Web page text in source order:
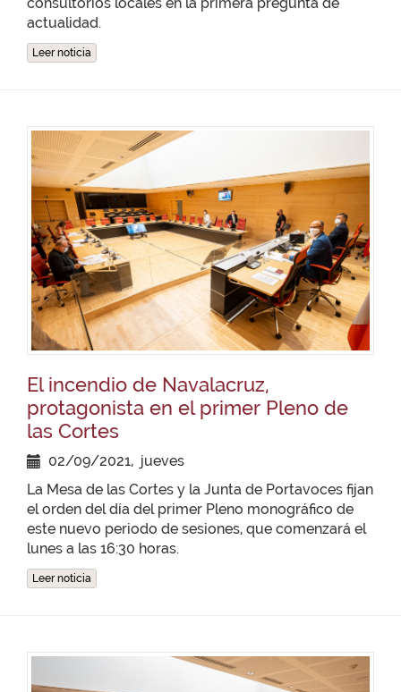
actualidad.
Leer noticia
El incendio de Navalacruz,
protagonista en el primer Pleno de
las Cortes
02/09/2021, jueves
La Mesa de las Cortes y la Junta de Portavoces fijan
el orden del día del primer Pleno monográfico de
este nuevo periodo de sesiones, que comenzará el
lunes a las 16:30 horas.
Leer noticia